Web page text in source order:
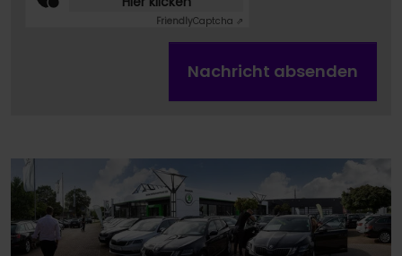
FriendlyCaptcha ⇗
Nachricht absenden